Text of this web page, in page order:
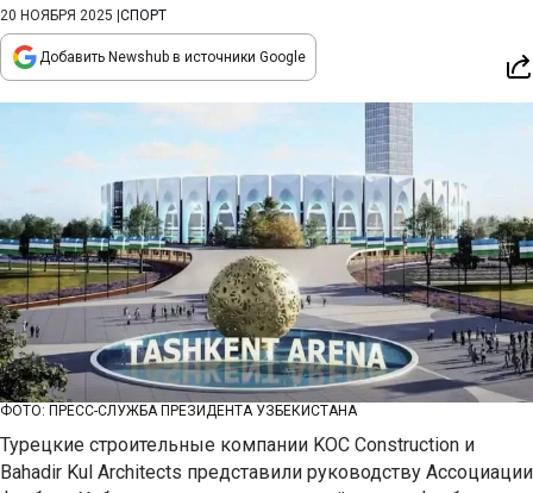
20 НОЯБРЯ 2025 СПОРТ
Добавить Newshub в источники Google
ФОТО: ПРЕСС-СЛУЖБА ПРЕЗИДЕНТА УЗБЕКИСТАНА
Турецкие строительные компании KOC Construction и
Bahadir Kul Architects представили руководству Ассоциации